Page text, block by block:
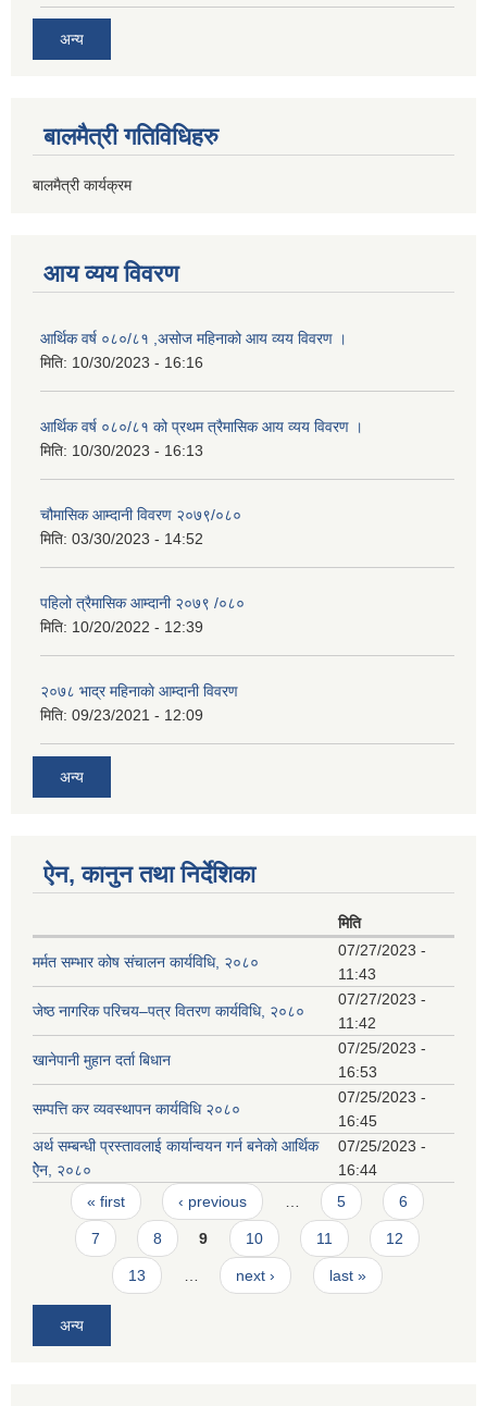
अन्य
बालमैत्री गतिविधिहरु
बालमैत्री कार्यक्रम
आय व्यय विवरण
आर्थिक वर्ष ०८०/८१ ,असोज महिनाको आय व्यय विवरण ।
मिति: 10/30/2023 - 16:16
आर्थिक वर्ष ०८०/८१ को प्रथम त्रैमासिक आय व्यय विवरण ।
मिति: 10/30/2023 - 16:13
चौमासिक आम्दानी विवरण २०७९/०८०
मिति: 03/30/2023 - 14:52
पहिलो त्रैमासिक आम्दानी २०७९ /०८०
मिति: 10/20/2022 - 12:39
२०७८ भाद्र महिनाकाे आम्दानी विवरण
मिति: 09/23/2021 - 12:09
अन्य
ऐन, कानुन तथा निर्देशिका
मिति
मर्मत सम्भार कोष संचालन कार्यविधि, २०८०
07/27/2023 -
11:43
जेष्ठ नागरिक परिचय–पत्र वितरण कार्यविधि, २०८०
07/27/2023 -
11:42
खानेपानी मुहान दर्ता बिधान
07/25/2023 -
16:53
सम्पत्ति कर व्यवस्थापन कार्यविधि २०८०
07/25/2023 -
16:45
अर्थ सम्बन्धी प्रस्तावलाई कार्यान्वयन गर्न बनेकाे आर्थिक
ऐेन, २०८०
07/25/2023 -
16:44
Pages
« first ‹ previous 5 6
7 8 9 10 11 12
13 next › last »
अन्य